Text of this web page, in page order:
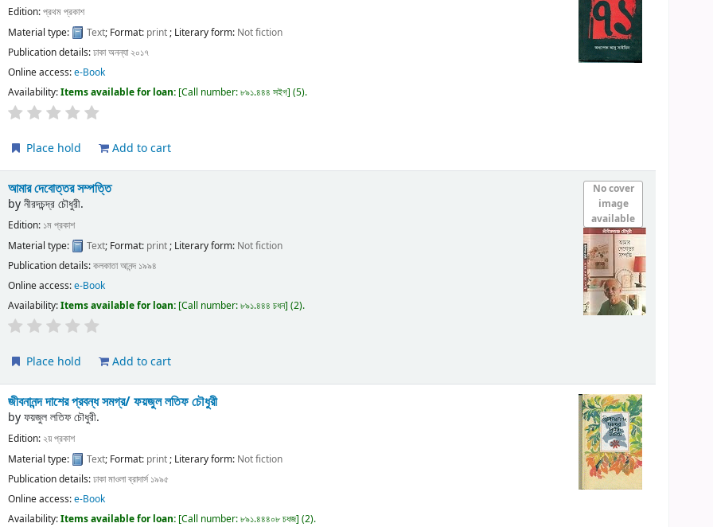
Edition:প্রথম প্রকাশ
Material type:
Text; Format: print; Literary form: Not fiction
Publication details:ঢাকাঅনন্যা ২০১৭
Online access:e-Book
Availability:Items available for loan: Call number:৮৯১.৪৪৪ সইগ (5).
Place hold Add to cart
No cover
image
available
আমার দেবোত্তর সম্পত্তি
byনীরদচন্দ্র চৌধুরী.
Edition: ১ম প্রকাশ
Material type:
Text; Format: print ; Literary form: Not fiction
Publication details:কলকাতাআনন্দ ১৯৯৪
Online access:e-Book
Availability:Items available for loan: Call number:৮৯১.৪৪৪ চধন (2).
Place hold Add to cart
জীবনানন্দ দাশের প্রবন্ধ সমগ্র/ফয়জুল লতিফ চৌধুরী
byফয়জুল লতিফ চৌধুরী.
Edition: ২য় প্রকাশ
Material type:
Text; Format: print; Literary form: Not fiction
Publication details:ঢাকামাওলা ব্রাদার্স ১৯৯৫
Online access:e-Book
Availability:Items available for loan: Call number:৮৯১.৪৪৪০৮ চধজ (2).